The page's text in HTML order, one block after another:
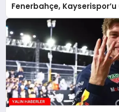
Fenerbahçe,